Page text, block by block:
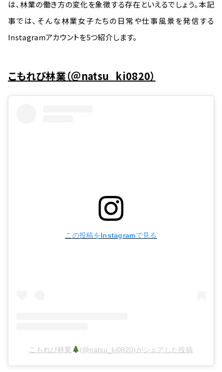
は、林業の働き方の変化を象徴する存在といえるでしょう。本記
事では、そんな林業女子たちの日常や仕事風景を発信する
Instagramアカウントを5つ紹介します。
こもれび林業（＠natsu_ki0820）
この投稿をInstagramで見る
こもれび林業 (@natsu_ki0820)がシェアした投稿